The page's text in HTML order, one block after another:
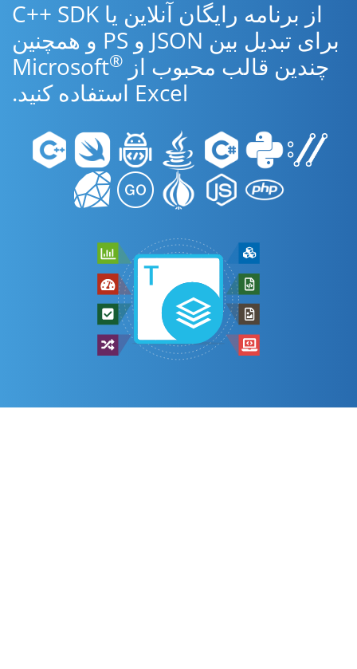
از برنامه رایگان آنلاین یا C++ SDK
برای تبدیل بین JSON و PS و همچنین
چندین قالب محبوب از Microsoft ®
Excel استفاده کنید.